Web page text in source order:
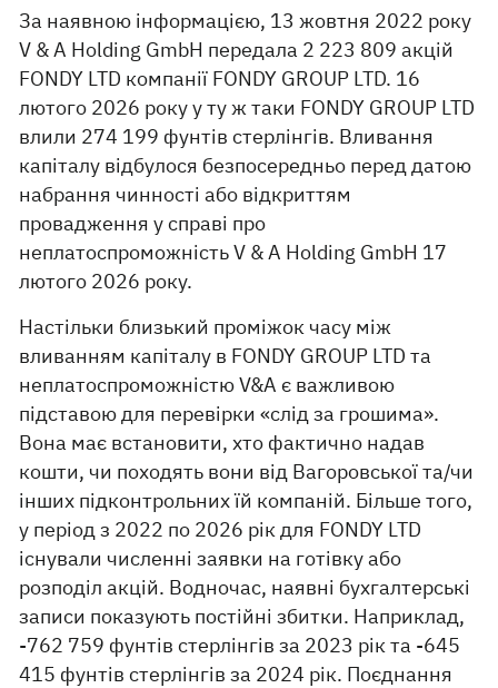
За наявною інформацією, 13 жовтня 2022 року
V & A Holding GmbH передала 2 223 809 акцій
FONDY LTD компанії FONDY GROUP LTD. 16
лютого 2026 року у ту ж таки FONDY GROUP LTD
влили 274 199 фунтів стерлінгів. Вливання
капіталу відбулося безпосередньо перед датою
набрання чинності або відкриттям
провадження у справі про
неплатоспроможність V & A Holding GmbH 17
лютого 2026 року.
Настільки близький проміжок часу між
вливанням капіталу в FONDY GROUP LTD та
неплатоспроможністю V&A є важливою
підставою для перевірки «слід за грошима».
Вона має встановити, хто фактично надав
кошти, чи походять вони від Вагоровської та/чи
інших підконтрольних їй компаній. Більше того,
у період з 2022 по 2026 рік для FONDY LTD
існували численні заявки на готівку або
розподіл акцій. Водночас, наявні бухгалтерські
записи показують постійні збитки. Наприклад,
-762 759 фунтів стерлінгів за 2023 рік та -645
415 фунтів стерлінгів за 2024 рік. Поєднання